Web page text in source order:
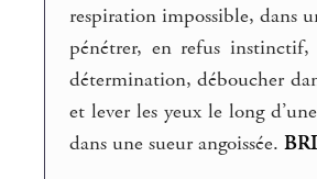
respiration impossible, dans
pénétrer, en refus
détermination, déboucher
et lever les yeux le long
dans une sueur angoissée.